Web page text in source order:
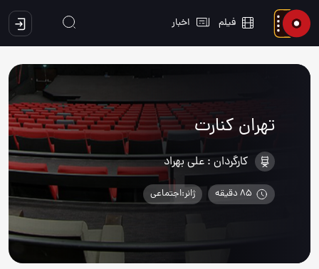
فیلم اخبار
تهران کنارت
کارگردان : علی بهراد
85 دقیقه ژانر:اجتماعی